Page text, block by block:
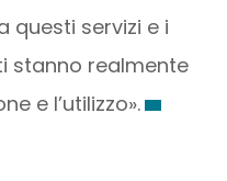
questi servizi e i
stanno realmente
e l’utilizzo».